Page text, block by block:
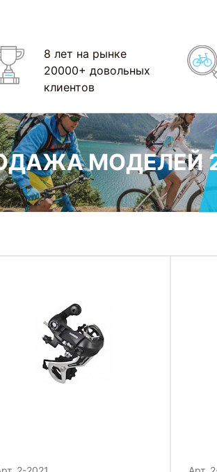
8 лет на рынке
20000+ довольных
клиентов
МОДЕЛЕЙ